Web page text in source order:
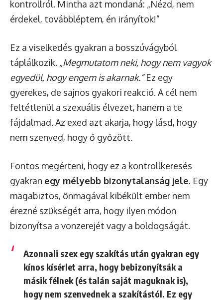
kontrollról. Mintha azt mondaná: „Nézd, nem
érdekel, továbbléptem, én irányítok!”
Ez a viselkedés gyakran a bosszúvágyból
táplálkozik. „Megmutatom neki, hogy nem vagyok
egyedül, hogy engem is akarnak.”Ez egy
gyerekes, de sajnos gyakori reakció. A cél nem
feltétlenül a szexuális élvezet, hanem a te
fájdalmad. Az exed azt akarja, hogy lásd, hogy
nem szenved, hogy ő győzött.
Fontos megérteni, hogy ez a kontrollkeresés
gyakran egy mélyebb bizonytalanság jele. Egy
magabiztos, önmagával kibékült ember nem
érezné szükségét arra, hogy ilyen módon
bizonyítsa a vonzerejét vagy a boldogságát.
Azonnali szex egy szakítás után gyakran egy
kínos kísérlet arra, hogy bebizonyítsák a
másik félnek (és talán saját maguknak is),
hogy nem szenvednek a szakítástól. Ez egy